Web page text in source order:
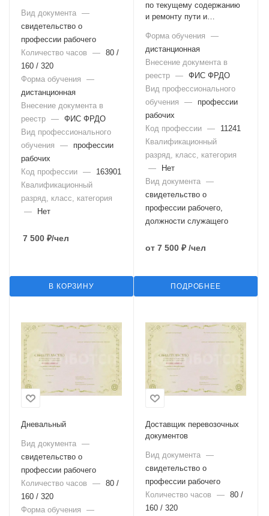
Вид документа —
свидетельство о
профессии рабочего
Количество часов
— 80 /
160 / 320
Форма обучения
—
дистанционная
Внесение документа в
реестр — ФИС ФРДО
Вид профессионального
обучения
—
профессии
рабочих
Код профессии —
163901
Квалификационный
разряд, класс, категория
—
Нет
7 500 ₽/чел
В КОРЗИНУ
по текущему содержанию
и ремонту пути и
Форма обучения
—
дистанционная
Внесение документа в
реестр — ФИС ФРДО
Вид профессионального
обучения
—
профессии
рабочих
Код профессии —
11241
Квалификационный
разряд, класс, категория
—
Нет
Вид документа —
свидетельство о
профессии рабочего,
должности служащего
от 7 500 ₽ /чел
ПОДРОБНЕЕ
Дневальный
Вид документа —
свидетельство о
профессии рабочего
Количество часов
— 80 /
160 / 320
Форма обучения
—
Доставщик перевозочных
документов
Вид документа —
свидетельство о
профессии рабочего
Количество часов
— 80 /
160 / 320